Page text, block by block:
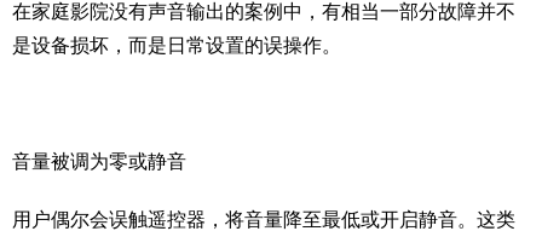
在家庭影院没有声音输出的案例中，有相当一部分故障并不
是设备损坏，而是日常设置的误操作。
音量被调为零或静音
用户偶尔会误触遥控器，将音量降至最低或开启静音。这类